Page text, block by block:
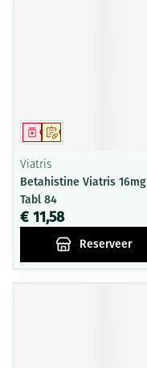
Op voorschrift
Geneesmiddel
Viatris
Betahistine Viatris 16mg
Tabl 84
€ 11,58
Reserveer